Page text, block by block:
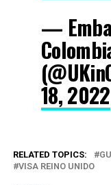
—
18, 2022
RELATED TOPICS:
VISA REINO UNIDO